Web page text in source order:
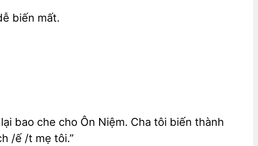
biến mất.
bao che cho Ôn Niệm. Cha tôi biến thành
/ế /t mẹ tôi.”